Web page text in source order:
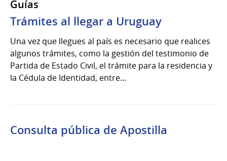
Guías
Trámites al llegar a Uruguay
Una vez que llegues al país es necesario que realices
algunos trámites, como la gestión del testimonio de
Partida de Estado Civil, el trámite para la residencia y
la Cédula de Identidad, entre...
Consulta pública de Apostilla